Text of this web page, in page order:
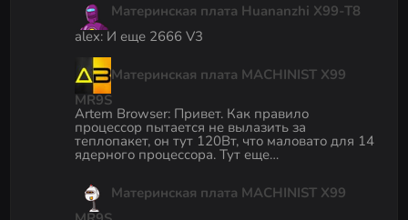
Материнская плата Huananzhi X99-T8
alex: И еще 2666 V3
Материнская плата MACHINIST X99
MR9S
Artem Browser: Привет. Как правило
процессор пытается не вылазить за
теплопакет, он тут 120Вт, что маловато для 14
ядерного процессора. Тут еще…
Материнская плата MACHINIST X99